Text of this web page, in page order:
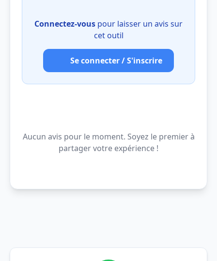
Connectez-vous pour laisser un avis sur
cet outil
Se connecter / S'inscrire
Aucun avis pour le moment. Soyez le premier à
partager votre expérience !